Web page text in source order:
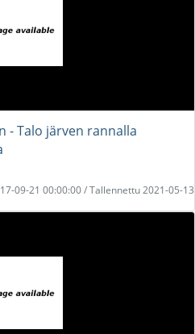
- Talo järven rannalla
09-21 00:00:00 / Tallennettu 2021-05-13